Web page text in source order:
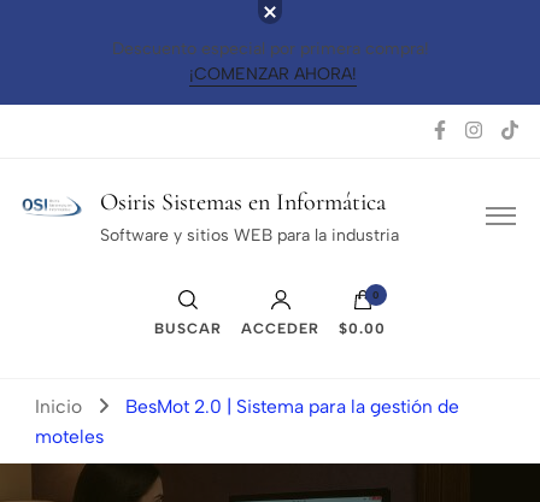
Descuento especial por primera compra!
¡COMENZAR AHORA!
Osiris Sistemas en Informática
Software y sitios WEB para la industria
BUSCAR ACCEDER
0
$0.00
Inicio
BesMot 2.0 | Sistema para la gestión de
moteles